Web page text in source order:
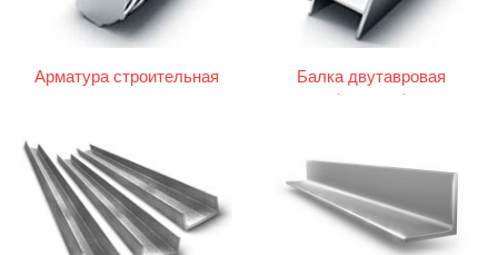
Арматура строительная
Балка двутавровая
(двутавр)